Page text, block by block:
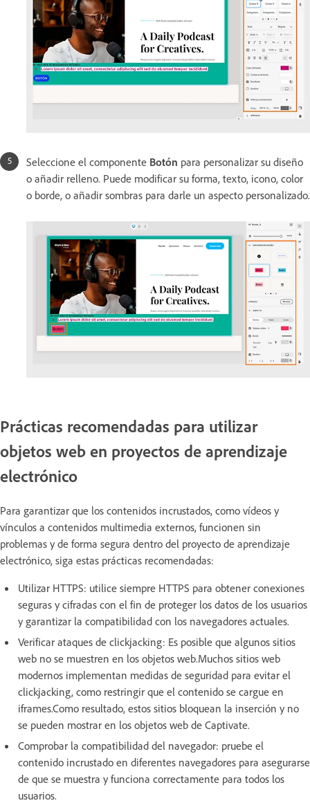
Seleccione el componente Botón para personalizar su diseño
o añadir relleno. Puede modificar su forma, texto, icono, color
o borde, o añadir sombras para darle un aspecto personalizado.
Prácticas recomendadas para utilizar
objetos web en proyectos de aprendizaje
electrónico
Para garantizar que los contenidos incrustados, como vídeos y
vínculos a contenidos multimedia externos, funcionen sin
problemas y de forma segura dentro del proyecto de aprendizaje
electrónico, siga estas prácticas recomendadas:
Utilizar HTTPS: utilice siempre HTTPS para obtener conexiones
seguras y cifradas con el fin de proteger los datos de los usuarios
y garantizar la compatibilidad con los navegadores actuales.
Verificar ataques de clickjacking: Es posible que algunos sitios
web no se muestren en los objetos web.Muchos sitios web
modernos implementan medidas de seguridad para evitar el
clickjacking, como restringir que el contenido se cargue en
iframes.Como resultado, estos sitios bloquean la inserción y no
se pueden mostrar en los objetos web de Captivate.
Comprobar la compatibilidad del navegador: pruebe el
contenido incrustado en diferentes navegadores para asegurarse
de que se muestra y funciona correctamente para todos los
usuarios.